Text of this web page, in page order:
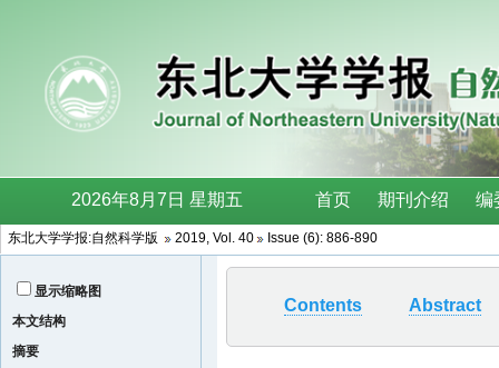
东北大学学报:自然科学版 2019, Vol. 40 Issue (6): 886-890
显示缩略图
本文结构
摘要
Contents Abstract